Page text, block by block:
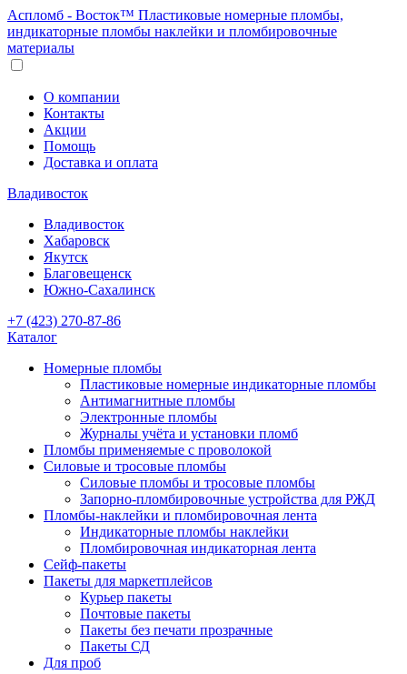
Аспломб - Восток™ Пластиковые номерные пломбы,
индикаторные пломбы наклейки и пломбировочные
материалы
О компании
Контакты
Акции
Помощь
Доставка и оплата
Владивосток
Владивосток
Хабаровск
Якутск
Благовещенск
Южно-Сахалинск
+7 (423) 270-87-86
Каталог
Номерные пломбы
Пластиковые номерные индикаторные пломбы
Антимагнитные пломбы
Электронные пломбы
Журналы учёта и установки пломб
Пломбы применяемые с проволокой
Силовые и тросовые пломбы
Силовые пломбы и тросовые пломбы
Запорно-пломбировочные устройства для РЖД
Пломбы-наклейки и пломбировочная лента
Индикаторные пломбы наклейки
Пломбировочная индикаторная лента
Сейф-пакеты
Пакеты для маркетплейсов
Курьер пакеты
Почтовые пакеты
Пакеты без печати прозрачные
Пакеты СД
Для проб